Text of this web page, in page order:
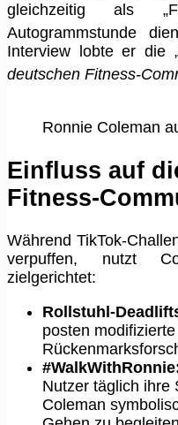
gleichzeitig als
Autogrammstunde
Interview lobte er die
deutschen
Ronnie Coleman
Einfluss auf
Während
verpuffen, nutzt
zielgerichtet:
posten
Nutzer täglich ihre
Coleman